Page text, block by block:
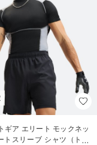
ギア エリート モックネッ
トスリーブ シャツ（トレ